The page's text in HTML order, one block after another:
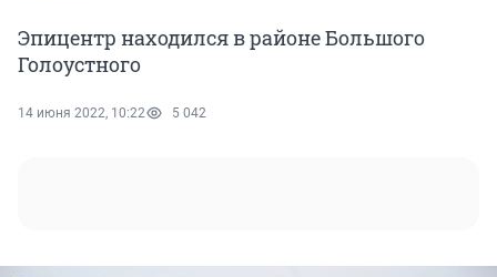
Эпицентр находился в районе Большого
Голоустного
14 июня 2022, 10:22 5 042